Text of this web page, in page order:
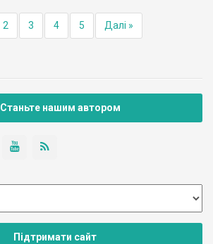
2 3 4 5 Далі »
Станьте нашим автором
Підтримати сайт